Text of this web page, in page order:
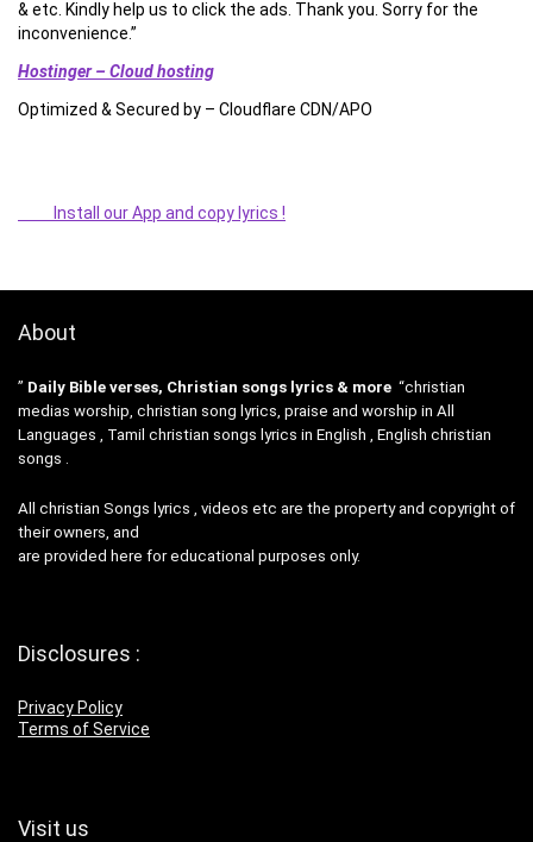
& etc. Kindly help us to click the ads. Thank you. Sorry for the
inconvenience.”
Hostinger – Cloud hosting
Optimized & Secured by – Cloudflare CDN/APO
Install our App and copy lyrics !
About
” Daily Bible verses, Christian songs lyrics & more “christian
medias worship, christian song lyrics, praise and worship in All
Languages , Tamil christian songs lyrics in English , English christian
songs .
All christian Songs lyrics , videos etc are the property and copyright of
their owners, and
are provided here for educational purposes only.
Disclosures :
Privacy Policy
Terms of Service
Visit us